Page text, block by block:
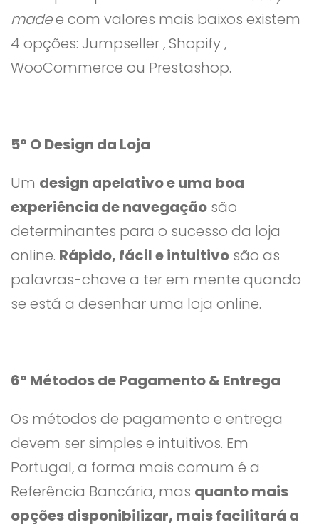
madee com valores mais baixos existem
4 opções: Jumpseller , Shopify ,
WooCommerce ou Prestashop.
5º O Design da Loja
Um design apelativo e uma boa
experiência de navegação são
determinantes para o sucesso da loja
online. Rápido, fácil e intuitivo são as
palavras-chave a ter em mente quando
se está a desenhar uma loja online.
6º Métodos de Pagamento & Entrega
Os métodos de pagamento e entrega
devem ser simples e intuitivos. Em
Portugal, a forma mais comum é a
Referência Bancária, mas quanto mais
opções disponibilizar, mais facilitará a